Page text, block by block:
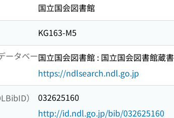
国立国会図書館
KG163-M5
ータベー国立国会図書館 : 国立国会図書館蔵書
https://ndlsearch.ndl.go.jp
）
032625160
http://id.ndl.go.jp/bib/032625160